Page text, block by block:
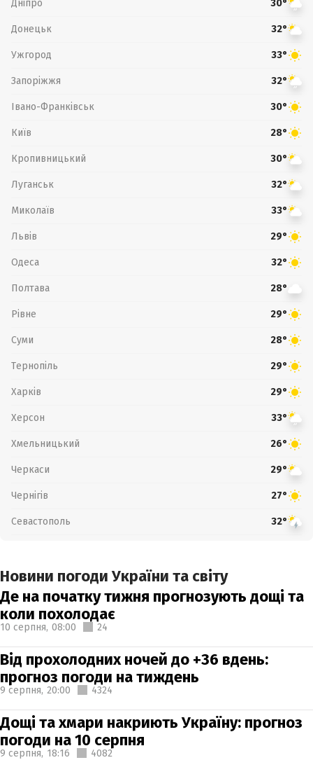
Дніпро 30°
Донецьк 32°
Ужгород 33°
Запоріжжя 32°
Івано-Франківськ 30°
Київ 28°
Кропивницький 30°
Луганськ 32°
Миколаїв 33°
Львів 29°
Одеса 32°
Полтава 28°
Рівне 29°
Суми 28°
Тернопіль 29°
Харків 29°
Херсон 33°
Хмельницький 26°
Черкаси 29°
Чернігів 27°
Севастополь 32°
Новини погоди України та світу
Де на початку тижня прогнозують дощі та
коли похолодає
10 серпня, 08:00 24
Від прохолодних ночей до +36 вдень:
прогноз погоди на тиждень
9 серпня, 20:00 4324
Дощі та хмари накриють Україну: прогноз
погоди на 10 серпня
9 серпня, 18:16 4082